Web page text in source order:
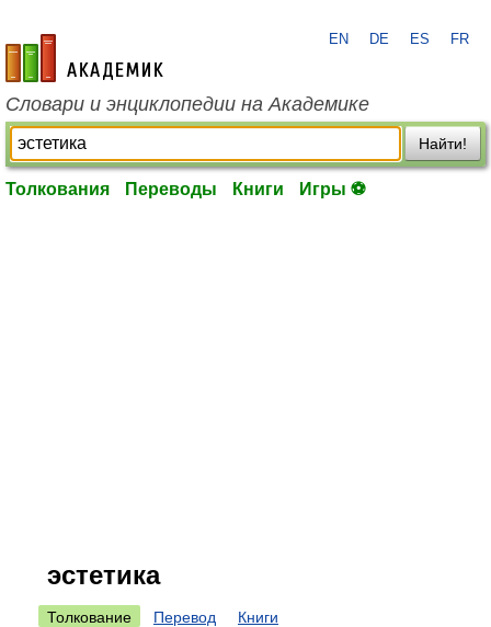
academic.ru
EN DE ES FR
Словари и энциклопедии на Академике
Найти!
Толкования Переводы Книги Игры ⚽
эстетика
Толкование Перевод Книги